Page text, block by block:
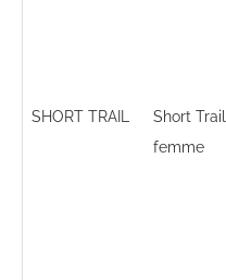
SHORT TRAIL
Short Trail
femme